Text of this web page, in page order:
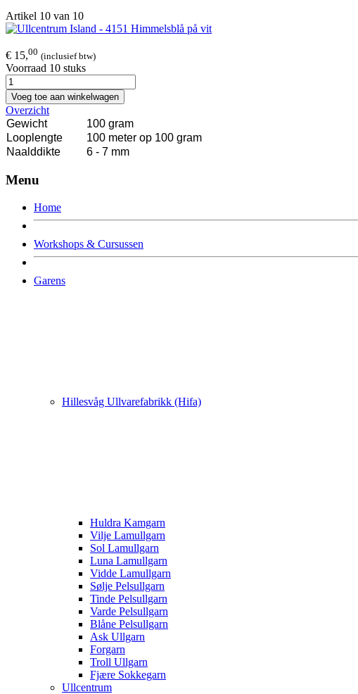
Artikel 10 van 10
€ 15,00 (inclusief btw)
Voorraad 10 stuks
Voeg toe aan winkelwagen
Overzicht
Gewicht
100 gram
Looplengte
100 meter op 100 gram
Naalddikte
6 - 7 mm
Menu
Home
Workshops & Cursussen
Garens
Hillesvåg Ullvarefabrikk (Hifa)
Huldra Kamgarn
Vilje Lamullgarn
Sol Lamullgarn
Luna Lamullgarn
Vidde Lamullgarn
Sølje Pelsullgarn
Tinde Pelsullgarn
Varde Pelsullgarn
Blåne Pelsullgarn
Ask Ullgarn
Forgarn
Troll Ullgarn
Fjære Sokkegarn
Ullcentrum